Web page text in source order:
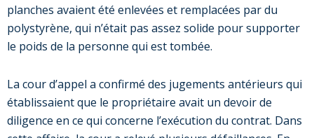
planches avaient été enlevées et remplacées par du
polystyrène, qui n’était pas assez solide pour supporter
le poids de la personne qui est tombée.
La cour d’appel a confirmé des jugements antérieurs qui
établissaient que le propriétaire avait un devoir de
diligence en ce qui concerne l’exécution du contrat. Dans